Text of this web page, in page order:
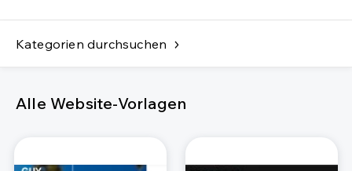
Kategorien durchsuchen
Alle Website-Vorlagen